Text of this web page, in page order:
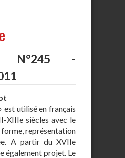
N°245 -
est utilisé en français
XIIIe siècles avec le
forme, représentation
A partir du XVIIe
également projet. Le